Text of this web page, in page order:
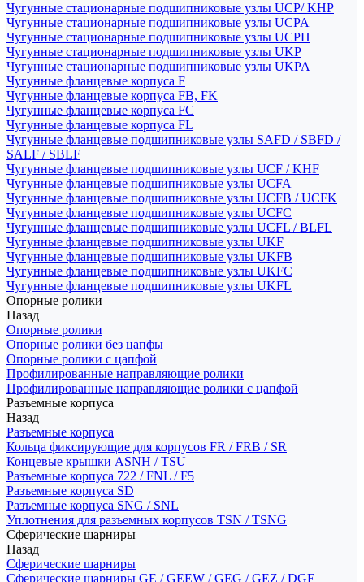
Чугунные стационарные подшипниковые узлы UCP/ KHP
Чугунные стационарные подшипниковые узлы UCPA
Чугунные стационарные подшипниковые узлы UCPH
Чугунные стационарные подшипниковые узлы UKP
Чугунные стационарные подшипниковые узлы UKPA
Чугунные фланцевые корпуса F
Чугунные фланцевые корпуса FB, FK
Чугунные фланцевые корпуса FC
Чугунные фланцевые корпуса FL
Чугунные фланцевые подшипниковые узлы SAFD / SBFD /
SALF / SBLF
Чугунные фланцевые подшипниковые узлы UCF / KHF
Чугунные фланцевые подшипниковые узлы UCFA
Чугунные фланцевые подшипниковые узлы UCFB / UCFK
Чугунные фланцевые подшипниковые узлы UCFC
Чугунные фланцевые подшипниковые узлы UCFL / BLFL
Чугунные фланцевые подшипниковые узлы UKF
Чугунные фланцевые подшипниковые узлы UKFB
Чугунные фланцевые подшипниковые узлы UKFC
Чугунные фланцевые подшипниковые узлы UKFL
Опорные ролики
Назад
Опорные ролики
Опорные ролики без цапфы
Опорные ролики с цапфой
Профилированные направляющие ролики
Профилированные направляющие ролики с цапфой
Разъемные корпуса
Назад
Разъемные корпуса
Кольца фиксирующие для корпусов FR / FRB / SR
Концевые крышки ASNH / TSU
Разъемные корпуса 722 / FNL / F5
Разъемные корпуса SD
Разъемные корпуса SNG / SNL
Уплотнения для разъемных корпусов TSN / TSNG
Сферические шарниры
Назад
Сферические шарниры
Сферические шарниры GE / GEEW / GEG / GEZ / DGE